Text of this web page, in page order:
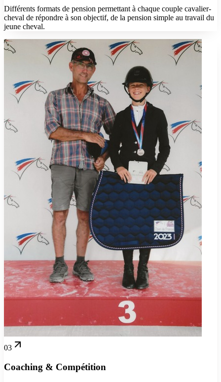
Différents formats de pension permettant à chaque couple cavalier-
cheval de répondre à son objectif, de la pension simple au travail du
jeune cheval.
03
Coaching & Compétition